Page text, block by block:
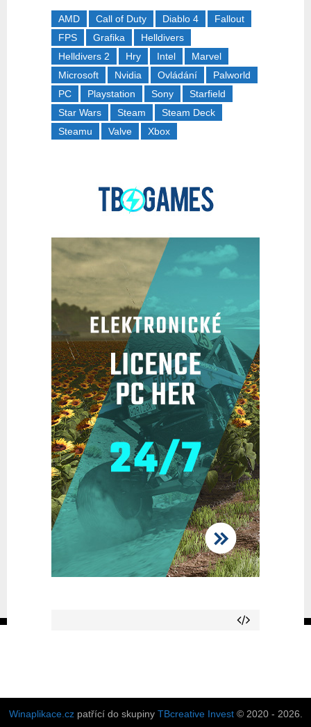
AMD Call of Duty Diablo 4
Fallout
FPS
Grafika
Helldivers
Helldivers 2
Hry Intel
Marvel
Microsoft
Nvidia Ovládání
Palworld
PC
Playstation Sony
Starfield
Star Wars
Steam
Steam Deck
Steamu
Valve Xbox
Winaplikace.czpatřící do skupiny TBcreative Invest© 2020 - 2026.